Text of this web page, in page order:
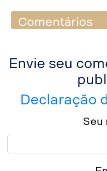
Comentários
Envie seu
Declaração
Seu